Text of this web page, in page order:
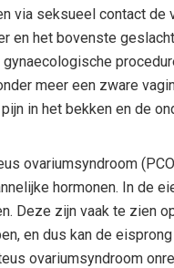
via seksueel contact de
en het bovenste
meer een zware
in het bekken en de
ovariumsyndroom
hormonen. In de
Deze zijn vaak te zien
en dus kan de
ovariumsyndroom